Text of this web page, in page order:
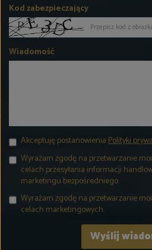
Kod zabezpieczający
Wiadomość
Akceptuję postanowieniaPolityki
Wyrażam zgodę na przetwarzanie
celach przesyłania informacji
marketingu bezpośredniego.
Wyrażam zgodę na przetwarzanie
celach marketingowych.